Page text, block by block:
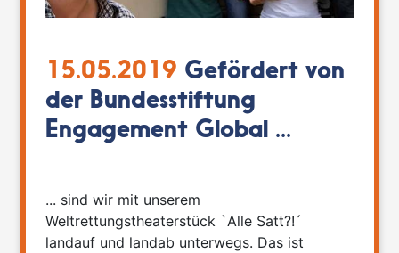
15.05.2019 Gefördert von
der Bundesstiftung
Engagement Global ...
... sind wir mit unserem
Weltrettungstheaterstück `Alle Satt?!´
landauf und landab unterwegs. Das ist